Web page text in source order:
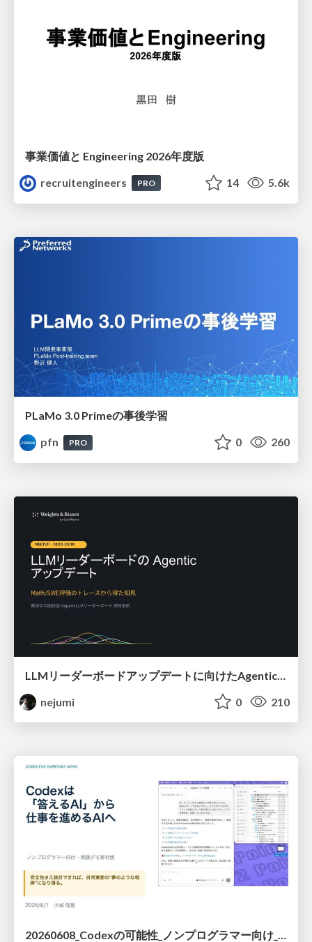
事業価値と Engineering 2026年度版
recruitengineers
PRO 14 5.6k
PLaMo 3.0 Primeの事後学習
pfn
PRO 0 260
nejumi
0 210
20260608_Codexの可能性_ノンプログラマー向け_大城追記